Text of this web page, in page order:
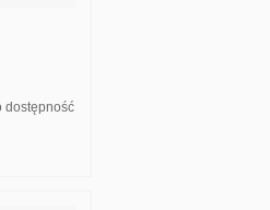
dostępność